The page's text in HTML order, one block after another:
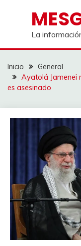
contenidoLa
Inicio
General
Ayatolá Jamenei
es asesinado